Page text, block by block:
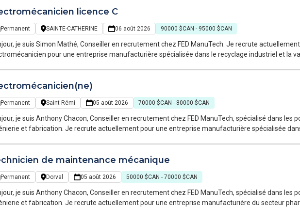
licence C
Permanent SAINTE-CATHERINE 06 août 2026 90000 $CAN - 95000 $CAN
je suis Simon Mathé, Conseiller en recrutement chez FED ManuTech. Je recrute actuellement un
pour une entreprise manufacturière spécialisée dans le recyclage industriel et la
problèmes techniques variés et avoir un réel impact sur la performance d'une usine, cette
Permanent Saint-Rémi 05 août 2026 70000 $CAN - 80000 $CAN
je suis Anthony Chacon, Conseiller en recrutement chez FED ManuTech, spécialisé dans les
Je recrute actuellement pour une entreprise manufacturière spécialisée dans les solutions
soutien technique de la clientèle.
de maintenance mécanique
Permanent Dorval 05 août 2026 50000 $CAN - 70000 $CAN
je suis Anthony Chacon, Conseiller en recrutement chez FED ManuTech, spécialisé dans les
Je recrute actuellement pour une entreprise manufacturière du secteur pharmaceutique à la